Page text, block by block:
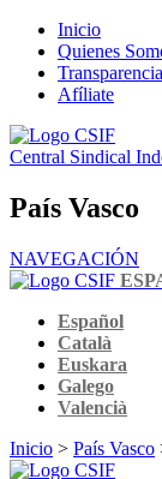
Inicio
Quienes
Transparencia
Afíliate
Central Sindical
País Vasco
NAVEGACIÓN
Español
Català
Euskara
Galego
Valencià
Inicio > País Vasco